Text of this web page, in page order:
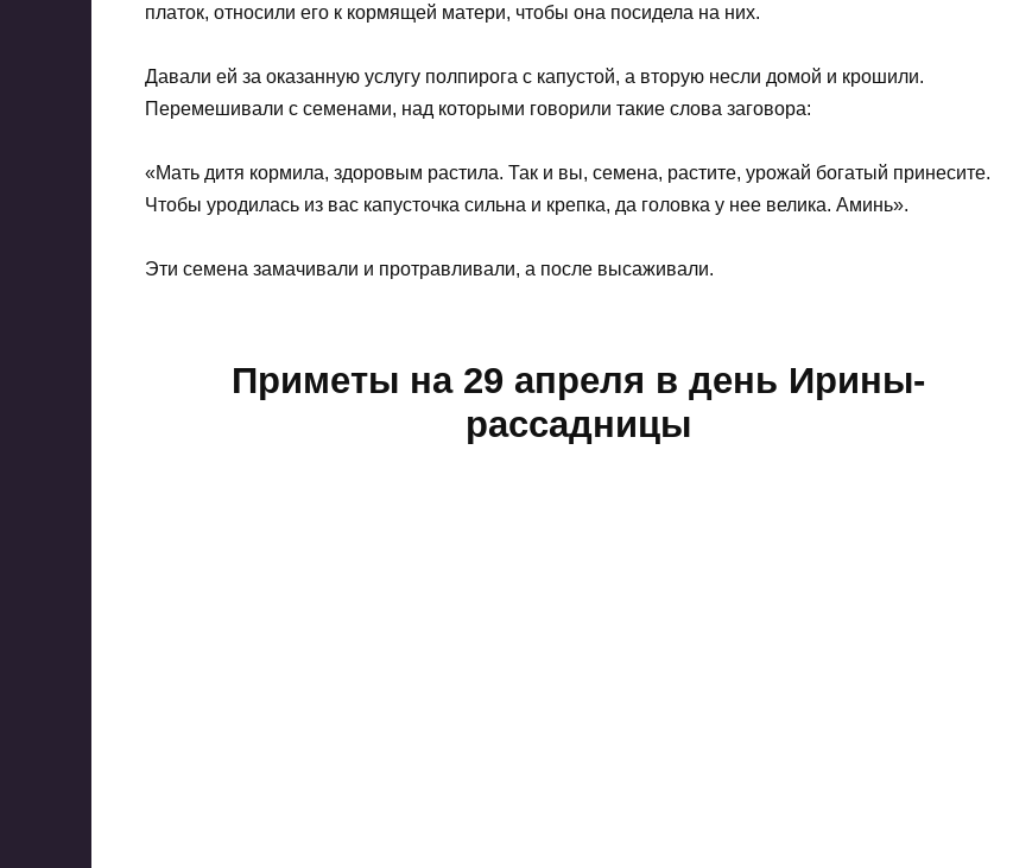
платок, относили его к кормящей матери, чтобы она посидела на них.
Давали ей за оказанную услугу полпирога с капустой, а вторую несли домой и крошили.
Перемешивали с семенами, над которыми говорили такие слова заговора:
«Мать дитя кормила, здоровым растила. Так и вы, семена, растите, урожай богатый принесите.
Чтобы уродилась из вас капусточка сильна и крепка, да головка у нее велика. Аминь».
Эти семена замачивали и протравливали, а после высаживали.
Приметы на 29 апреля в день Ирины-
рассадницы